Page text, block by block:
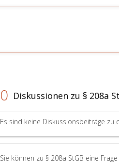
0 Diskussionen zu § 208a
Es sind keine Diskussionsbeiträge zu
Sie können zu § 208a StGB eine